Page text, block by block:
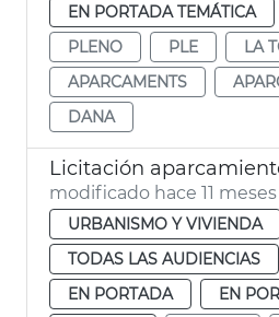
EN PORTADA TEMÁTICA
PLENO
PLE
LA
APARCAMENTS
DANA
Licitación
modificado hace 11 meses
URBANISMO Y VIVIENDA
TODAS LAS AUDIENCIAS
EN PORTADA
EN